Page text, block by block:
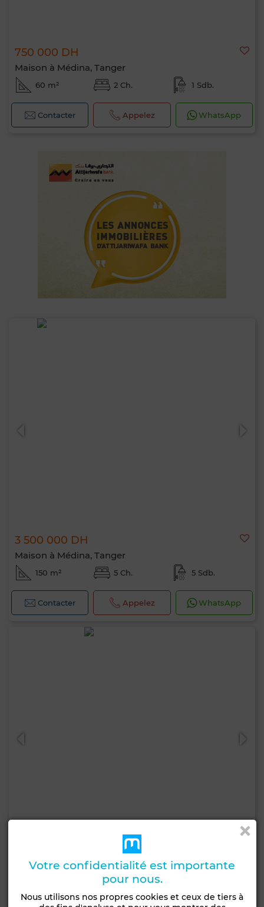
750 000 DH
Maison à Médina, Tanger
60 m² 2 Ch. 1 Sdb.
Contacter Appelez WhatsApp
3 500 000 DH
Maison à Médina, Tanger
150 m² 5 Ch. 5 Sdb.
Contacter Appelez WhatsApp
Maison à Médina, Tanger
3 Ch.
Votre confidentialité est importante
pour nous.
Nous utilisons nos propres cookies et ceux de tiers à